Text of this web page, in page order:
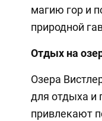
магию гор и
природной
Отдых на
Озера
для отдыха и
привлекают